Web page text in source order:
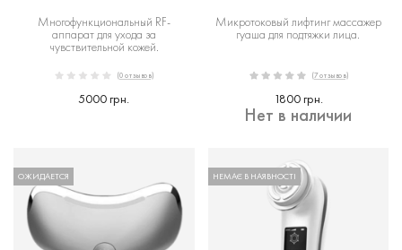
Многофункциональный RF-
аппарат для ухода за
чувствительной кожей.
(0 отзывов)
5000 грн.
Микротоковый лифтинг массажер
гуаша для подтяжки лица.
(7 отзывов)
1800 грн.
Нет в наличии
ОЖИДАЕТСЯ НЕМАЄ В НАЯВНОСТІ